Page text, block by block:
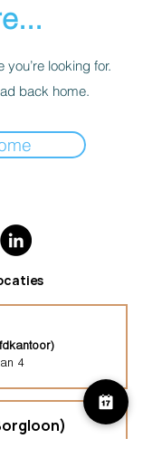
you’re looking for.
back home.
4